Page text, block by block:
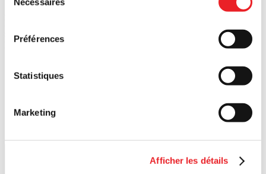
Préférences
Statistiques
Marketing
Afficher les détails
Afin de bénéficier de toute l’information et des services de PME
sélectionner votre territoire.
Rechercher un code postal